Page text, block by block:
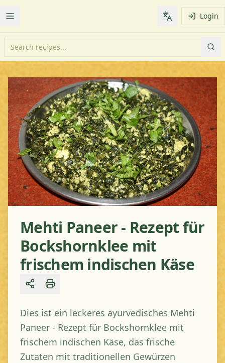
Toggle Menu Change Login
Mehti Paneer - Rezept für
Bockshornklee mit
frischem indischen Käse
Share
Dies ist ein leckeres ayurvedisches Mehti
Paneer - Rezept für Bockshornklee mit
frischem indischen Käse, das frische
Zutaten mit traditionellen Gewürzen